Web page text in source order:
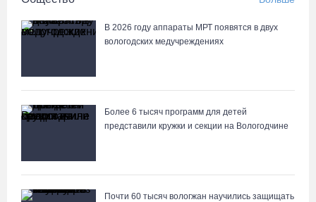
В 2026 году аппараты МРТ появятся в двух
вологодских медучреждениях
Более 6 тысяч программ для детей
представили кружки и секции на Вологодчине
Почти 60 тысяч вологжан научились защищать